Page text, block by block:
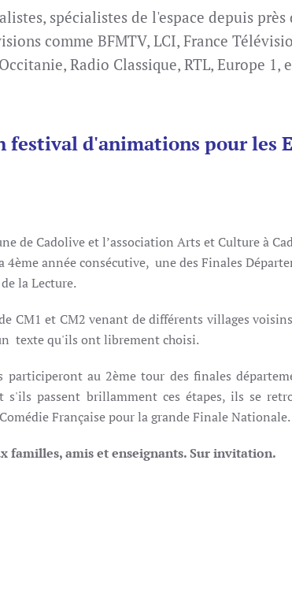
spécialistes de l'espace depuis près
comme BFMTV, LCI, France
Radio Classique, RTL, Europe 1,
festival d'animations pour les
de Cadolive et l’association Arts et Culture à
4ème année consécutive, une des Finales
la Lecture.
CM1 et CM2 venant de différents villages
texte qu'ils ont librement choisi.
participeront au 2ème tour des finales
s'ils passent brillamment ces étapes, ils se
Française pour la grande Finale Nationale.
familles, amis et enseignants.Sur invitation.